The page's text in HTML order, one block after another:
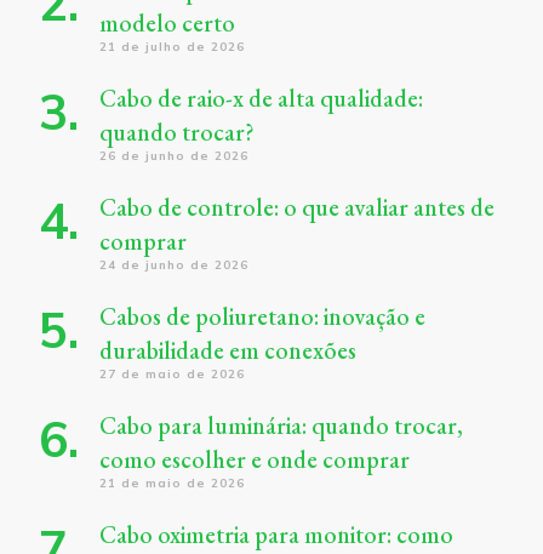
modelo certo
21 de julho de 2026
Cabo de raio-x de alta qualidade:
quando trocar?
26 de junho de 2026
Cabo de controle: o que avaliar antes de
comprar
24 de junho de 2026
Cabos de poliuretano: inovação e
durabilidade em conexões
27 de maio de 2026
Cabo para luminária: quando trocar,
como escolher e onde comprar
21 de maio de 2026
Cabo oximetria para monitor: como